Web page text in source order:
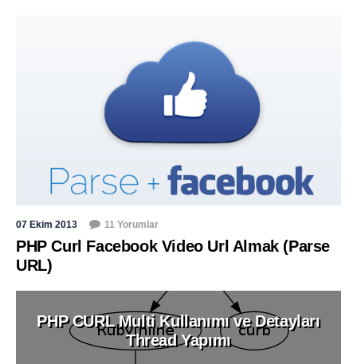
07 Ekim 2013 11 Yorumlar
PHP Curl Facebook Video Url Almak (Parse
URL)
PHP CURL Multi Kullanımı ve Detayları
Thread Yapımı